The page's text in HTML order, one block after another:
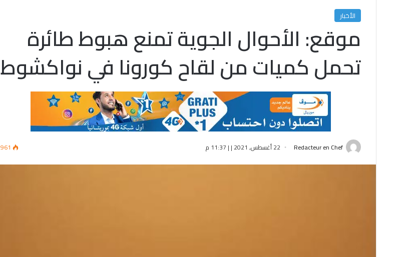
الأخبار
موقع: الأحوال الجوية تمنع هبوط طائرة
تحمل كميات من لقاح كورونا في نواكشوط
Redacteur en Chef 22 أغسطس, 2021 | | 11:37 م 961